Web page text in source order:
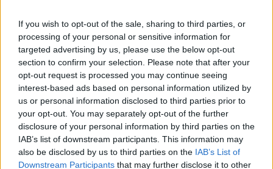
If you wish to opt-out of the sale, sharing to third parties, or
processing of your personal or sensitive information for
targeted advertising by us, please use the below opt-out
section to confirm your selection. Please note that after your
opt-out request is processed you may continue seeing
interest-based ads based on personal information utilized by
us or personal information disclosed to third parties prior to
your opt-out. You may separately opt-out of the further
disclosure of your personal information by third parties on the
IAB’s list of downstream participants. This information may
also be disclosed by us to third parties on the IAB’s List of
Downstream Participants that may further disclose it to other
Brent chute de 8,3% : les matières premières corrigent en août
2026
Juliette Bernard · 7 Août 2026